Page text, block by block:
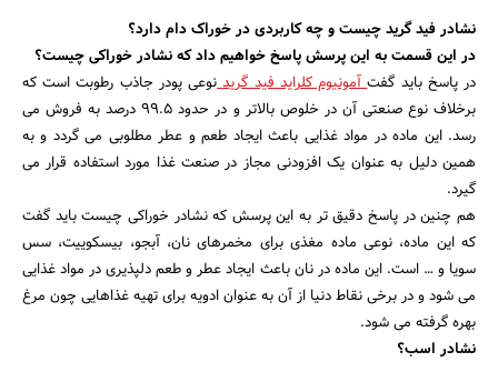
نشادر فید گرید چیست و چه کاربردی در خوراک دام دارد؟
در این قسمت به این پرسش پاسخ خواهیم داد که نشادر خوراکی چیست؟
در پاسخ باید گفتآمونیوم کلراید فید گریدنوعی پودر جاذب رطوبت است که
برخلاف نوع صنعتی آن در خلوص بالاتر و در حدود 99.5 درصد به فروش می
رسد. این ماده در مواد غذایی باعث ایجاد طعم و عطر مطلوبی می گردد و به
همین دلیل به عنوان یک افزودنی مجاز در صنعت غذا مورد استفاده قرار می
گیرد.
هم چنین در پاسخ دقیق تر به این پرسش که نشادر خوراکی چیست باید گفت
که این ماده، نوعی ماده مغذی برای مخمرهای نان، آبجو، بیسکوییت، سس
سویا و … است. این ماده در نان باعث ایجاد عطر و طعم دلپذیری در مواد غذایی
می شود و در برخی نقاط دنیا از آن به عنوان ادویه برای تهیه غذاهایی چون مرغ
بهره گرفته می شود.
نشادر اسب؟